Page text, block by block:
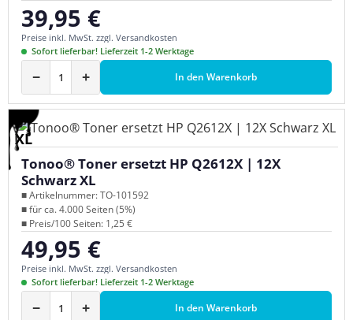
Regulärer Preis:
39,95 €
Preise inkl. MwSt. zzgl. Versandkosten
Sofort lieferbar! Lieferzeit 1-2 Werktage
− + In den Warenkorb
XL
Tonoo® Toner ersetzt HP Q2612X | 12X
Schwarz XL
■ Artikelnummer: TO-101592
■ für ca. 4.000 Seiten (5%)
■ Preis/100 Seiten: 1,25 €
Regulärer Preis:
49,95 €
Preise inkl. MwSt. zzgl. Versandkosten
Sofort lieferbar! Lieferzeit 1-2 Werktage
− + In den Warenkorb